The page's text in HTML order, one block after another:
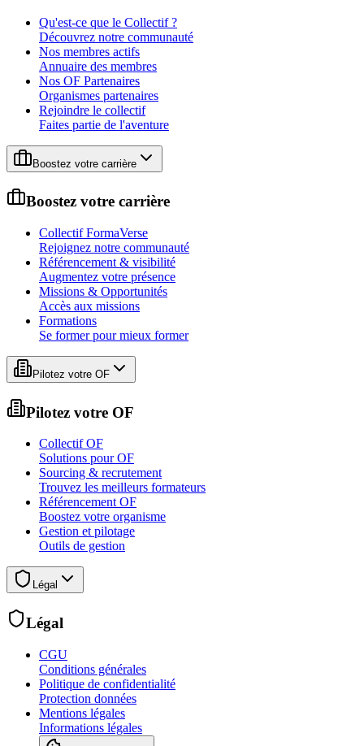
Qu'est-ce que le Collectif ?
Découvrez notre communauté
Nos membres actifs
Annuaire des membres
Nos OF Partenaires
Organismes partenaires
Rejoindre le collectif
Faites partie de l'aventure
Boostez votre carrière
Boostez votre carrière
Collectif FormaVerse
Rejoignez notre communauté
Référencement & visibilité
Augmentez votre présence
Missions & Opportunités
Accès aux missions
Formations
Se former pour mieux former
Pilotez votre OF
Pilotez votre OF
Collectif OF
Solutions pour OF
Sourcing & recrutement
Trouvez les meilleurs formateurs
Référencement OF
Boostez votre organisme
Gestion et pilotage
Outils de gestion
Légal
Légal
CGU
Conditions générales
Politique de confidentialité
Protection données
Mentions légales
Informations légales